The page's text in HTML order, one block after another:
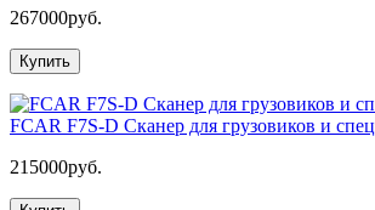
267000руб.
Купить
FCAR F7S-D Сканер для грузовиков и
215000руб.